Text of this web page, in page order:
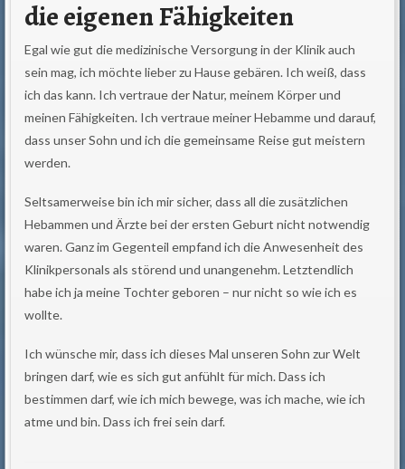
die eigenen Fähigkeiten
Egal wie gut die medizinische Versorgung in der Klinik auch
sein mag, ich möchte lieber zu Hause gebären. Ich weiß, dass
ich das kann. Ich vertraue der Natur, meinem Körper und
meinen Fähigkeiten. Ich vertraue meiner Hebamme und darauf,
dass unser Sohn und ich die gemeinsame Reise gut meistern
werden.
Seltsamerweise bin ich mir sicher, dass all die zusätzlichen
Hebammen und Ärzte bei der ersten Geburt nicht notwendig
waren. Ganz im Gegenteil empfand ich die Anwesenheit des
Klinikpersonals als störend und unangenehm. Letztendlich
habe ich ja meine Tochter geboren – nur nicht so wie ich es
wollte.
Ich wünsche mir, dass ich dieses Mal unseren Sohn zur Welt
bringen darf, wie es sich gut anfühlt für mich. Dass ich
bestimmen darf, wie ich mich bewege, was ich mache, wie ich
atme und bin. Dass ich frei sein darf.